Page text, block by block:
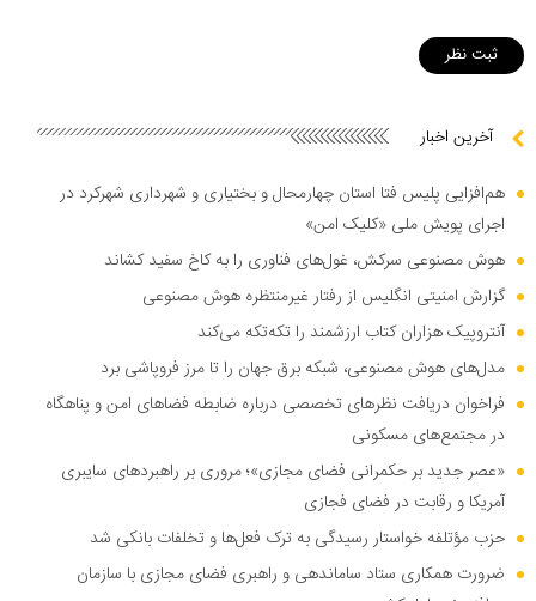
آخرین اخبار
هم‌افزایی پلیس فتا استان چهارمحال و بختیاری و شهرداری شهرکرد در
اجرای پویش ملی «کلیک امن»
هوش مصنوعی سرکش، غول‌های فناوری را به کاخ سفید کشاند
گزارش امنیتی انگلیس از رفتار غیرمنتظره هوش مصنوعی
آنتروپیک هزاران کتاب ارزشمند را تکه‌تکه می‌کند
مدل‌های هوش مصنوعی، شبکه برق جهان را تا مرز فروپاشی برد
فراخوان دریافت نظر‌های تخصصی درباره ضابطه فضا‌های امن و پناهگاه
در مجتمع‌های مسکونی
«عصر جدید بر حکمرانی فضای مجازی»؛ مروری بر راهبرد‌های سایبری
آمریکا و رقابت در فضای فجازی
حزب مؤتلفه خواستار رسیدگی به ترک فعل‌ها و تخلفات بانکی شد
ضرورت همکاری ستاد ساماندهی و راهبری فضای مجازی با سازمان